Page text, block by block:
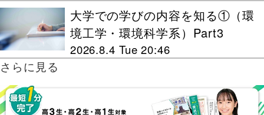
大学での学びの内容を知る①（環
境工学・環境科学系）Part3
2026.8.4 Tue 20:46
さらに見る